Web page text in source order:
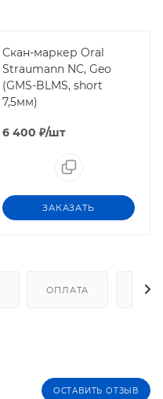
Скан-маркер Oral
Straumann NC, Geo
(GMS-BLMS, short
7,5мм)
6 400 ₽/шт
ЗАКАЗАТЬ
ОПЛАТА
ОСТАВИТЬ ОТЗЫВ